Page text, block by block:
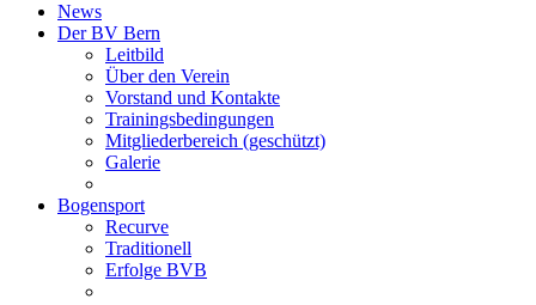
News
Der BV Bern
Leitbild
Über den Verein
Vorstand und Kontakte
Trainingsbedingungen
Mitgliederbereich (geschützt)
Galerie
Bogensport
Recurve
Traditionell
Erfolge BVB